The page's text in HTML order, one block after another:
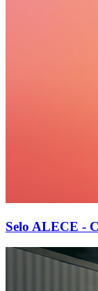
Selo ALECE -